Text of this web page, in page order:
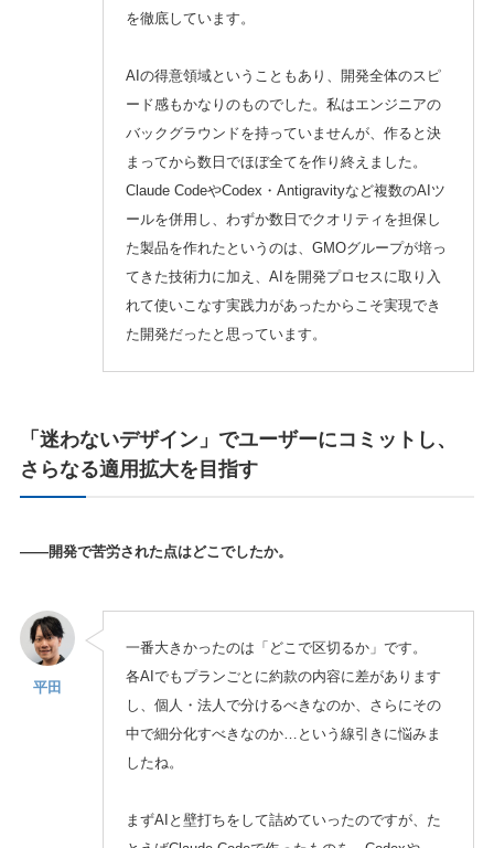
を徹底しています。
AIの得意領域ということもあり、開発全体のスピ
ード感もかなりのものでした。私はエンジニアの
バックグラウンドを持っていませんが、作ると決
まってから数日でほぼ全てを作り終えました。
Claude CodeやCodex・Antigravityなど複数のAIツ
ールを併用し、わずか数日でクオリティを担保し
た製品を作れたというのは、GMOグループが培っ
てきた技術力に加え、AIを開発プロセスに取り入
れて使いこなす実践力があったからこそ実現でき
た開発だったと思っています。
「迷わないデザイン」でユーザーにコミットし、
さらなる適用拡大を目指す
——開発で苦労された点はどこでしたか。
平田
一番大きかったのは「どこで区切るか」です。
各AIでもプランごとに約款の内容に差があります
し、個人・法人で分けるべきなのか、さらにその
中で細分化すべきなのか…という線引きに悩みま
したね。
まずAIと壁打ちをして詰めていったのですが、た